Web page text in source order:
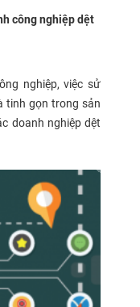
công nghiệp dệt
nghiệp, việc sử
tinh gọn trong sản
doanh nghiệp dệt
thống Andon là